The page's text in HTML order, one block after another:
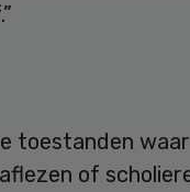
toestanden
of